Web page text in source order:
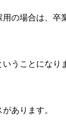
の場合は、卒
うことになり
あります。